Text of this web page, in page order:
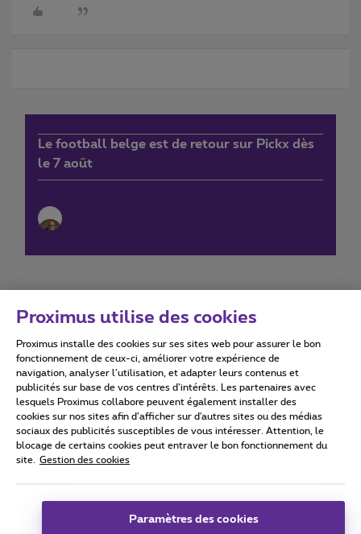
Le football belge est de retour sur Pickx dès
le 7 août
Conditions d'utilisation Accessibility statement
Tous droits réservés. © 2026
Conditions générales, info consommateur
Coordonnées de l’entreprise
Proximus utilise des cookies
Proximus installe des cookies sur ses sites web pour assurer le bon
fonctionnement de ceux-ci, améliorer votre expérience de
navigation, analyser l’utilisation, et adapter leurs contenus et
publicités sur base de vos centres d’intérêts. Les partenaires avec
lesquels Proximus collabore peuvent également installer des
cookies sur nos sites afin d’afficher sur d'autres sites ou des médias
sociaux des publicités susceptibles de vous intéresser. Attention, le
blocage de certains cookies peut entraver le bon fonctionnement du
site.
Gestion des cookies
Paramètres des cookies